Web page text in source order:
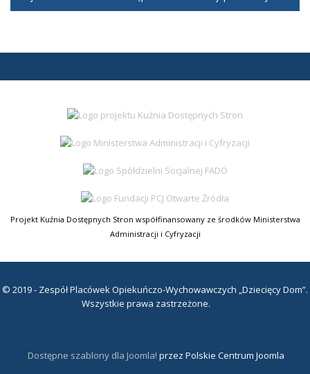
Projekt Kuźnia Dostępnych Stron współfinansowany ze środków Ministerstwa
Administracji i Cyfryzacji
© 2019 - Zespół Placówek Opiekuńczo-Wychowawczych „Dziecięcy Dom”.
Wszystkie prawa zastrzeżone.
Dostępne szablony dla Joomla! przez Polskie Centrum Joomla